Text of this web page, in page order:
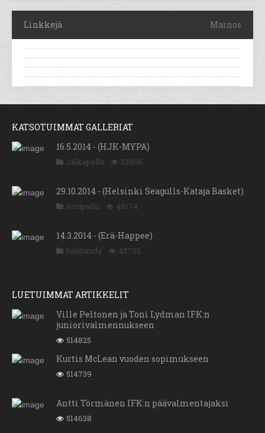
Linkkejä Mainos
KATSOTUIMMAT GALLERIAT
16.5.2014 - (HJK-MYPA)
Jalkapallo 53806
29.10.2014 - (Helsinki Seagulls-Kataja Basket)
Koripallo 48174
14.3.2014 - (Erä-Happee)
Salibandy 42702
LUETUIMMAT ARTIKKELIT
Ville Peltonen ja Toni Lydman IFK:n
juniorivalmennukseen
514825
Kurtis McLean vuoden sopimukseen
514739
Antti Törmänen IFK:n päävalmentajaksi
514638